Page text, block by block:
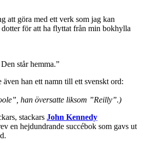
att göra med ett verk som jag kan
för att ha flyttat från min bokhylla
står hemma.”
han ett namn till ett svenskt ord:
han översatte liksom ”Reilly”.)
stackars John Kennedy
en hejdundrande succébok som gavs ut